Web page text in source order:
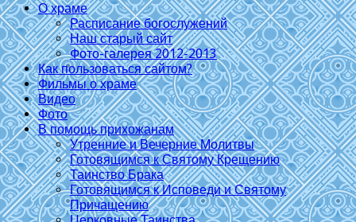
О храме
Расписание богослужений
Наш старый сайт
Фото-галерея 2012-2013
Как пользоваться сайтом?
Фильмы о храме
Видео
Фото
В помощь прихожанам
Утренние и Вечерние Молитвы
Готовящимся к Святому Крещению
Таинство Брака
Готовящимся к Исповеди и Святому
Причащению